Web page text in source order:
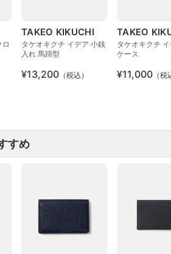
ロ
TAKEO KIKUCHI
タケオキクチ イデア 小銭
入れ 馬蹄型
¥13,200 （税込）
TAKEO
タケオキクチ
ケース
¥11,000 （
すめ